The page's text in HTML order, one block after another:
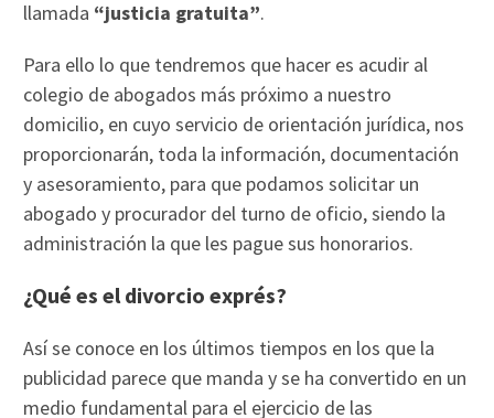
llamada “justicia gratuita”.
Para ello lo que tendremos que hacer es acudir al
colegio de abogados más próximo a nuestro
domicilio, en cuyo servicio de orientación jurídica, nos
proporcionarán, toda la información, documentación
y asesoramiento, para que podamos solicitar un
abogado y procurador del turno de oficio, siendo la
administración la que les pague sus honorarios.
¿Qué es el divorcio exprés?
Así se conoce en los últimos tiempos en los que la
publicidad parece que manda y se ha convertido en un
medio fundamental para el ejercicio de las